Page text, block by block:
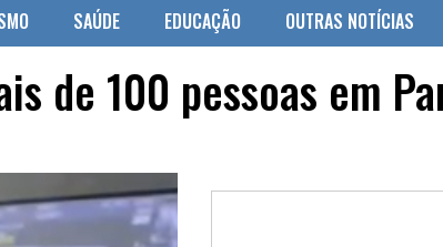
SAÚDE EDUCAÇÃO OUTRAS NOTÍCIAS
de 100 pessoas em